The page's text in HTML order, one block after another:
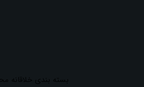
بسته بندی خلاقانه